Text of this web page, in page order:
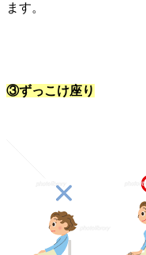
ます。
③ずっこけ座り